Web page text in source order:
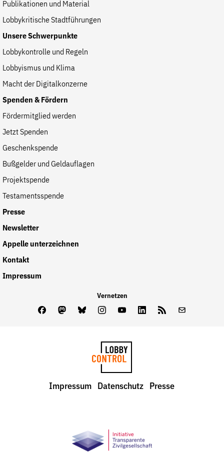
auf
der
Website
FacebookMastodonBluesky
Publikationen und Material
Lobbykritische Stadtführungen
Unsere Schwerpunkte
Lobbykontrolle und Regeln
Lobbyismus und Klima
Macht der Digitalkonzerne
Spenden & Fördern
Fördermitglied werden
Jetzt Spenden
Geschenkspende
Bußgelder und Geldauflagen
Projektspende
Testamentsspende
Presse
Newsletter
Appelle unterzeichnen
Kontakt
Impressum
Vernetzen
FacebookMastodon
BlueskyInstagram
YoutubeLinkedInFeed
LobbyControl
Impressum Datenschutz Presse